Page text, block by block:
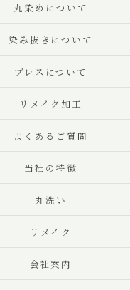
丸染めについて
染み抜きについて
プレスについて
リメイク加工
よくあるご質問
当社の特徴
丸洗い
リメイク
会社案内